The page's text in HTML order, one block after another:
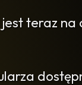
teraz